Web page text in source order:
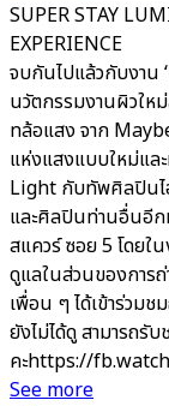
SUPER STAY
EXPERIENCE
จบกันไปแล้วกับงาน
นวัตกรรมงานผิวใ
ทล้อแสง จาก
แห่งแสงแบบใหม่แ
Light กับทัพศิลปินไ
และศิลปินท่านอื่นอี
สแควร์ ซอย 5 โดยใ
ดูแลในส่วนของการ
เพื่อน ๆ ได้เข้าร่วม
ยังไม่ได้ดู สามารถรั
คะhttps://
See more